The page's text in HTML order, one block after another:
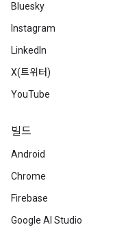
Bluesky
Instagram
LinkedIn
X(트위터)
YouTube
빌드
Android
Chrome
Firebase
Google AI Studio